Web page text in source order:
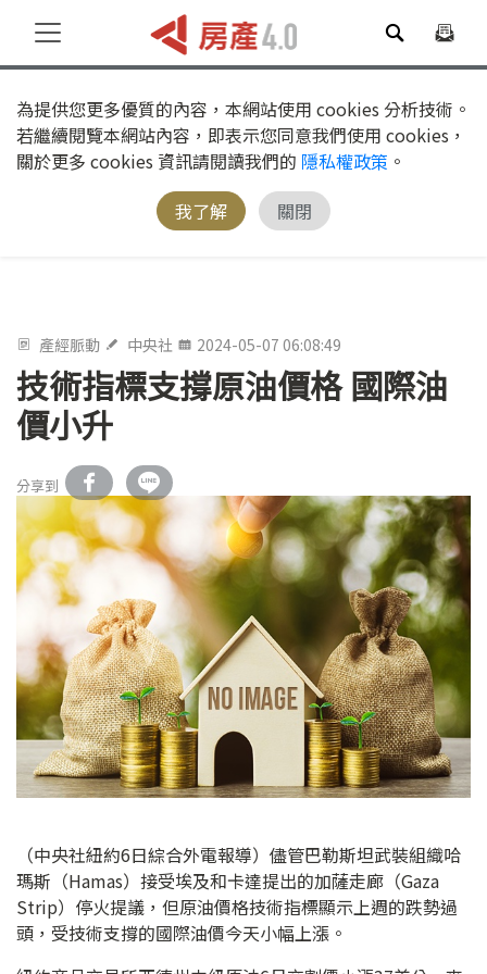
為提供您更多優質的內容，本網站使用 cookies 分析技術。
若繼續閱覽本網站內容，即表示您同意我們使用 cookies，
關於更多 cookies 資訊請閱讀我們的 隱私權政策 。
我了解
關閉
產經脈動 中央社 2024-05-07 06:08:49
技術指標支撐原油價格 國際油
價小升
分享到
（中央社紐約6日綜合外電報導）儘管巴勒斯坦武裝組織哈
瑪斯（Hamas）接受埃及和卡達提出的加薩走廊（Gaza
Strip）停火提議，但原油價格技術指標顯示上週的跌勢過
頭，受技術支撐的國際油價今天小幅上漲。